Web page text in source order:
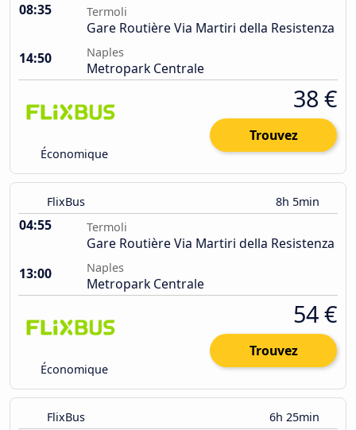
08:35 Termoli
Gare Routière Via Martiri della Resistenza
14:50
Naples
Metropark Centrale
Économique
38 €
Trouvez
FlixBus 8h 5min
04:55 Termoli
Gare Routière Via Martiri della Resistenza
13:00
Naples
Metropark Centrale
Économique
54 €
Trouvez
FlixBus 6h 25min